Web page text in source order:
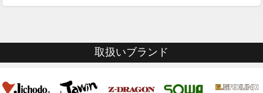
取扱いブランド